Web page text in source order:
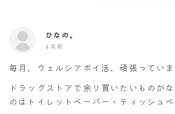
ひなの。
4年前
毎月、ウェルシアポイ活、頑張ってい
ドラッグストアで余り買いたいものが
のはトイレットペーパー・ティッシュペ